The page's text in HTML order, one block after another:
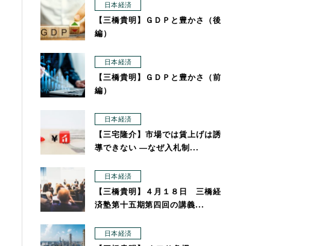
日本経済
【三橋貴明】ＧＤＰと豊かさ（後
編）
日本経済
【三橋貴明】ＧＤＰと豊かさ（前
編）
日本経済
【三宅隆介】市場では賃上げは誘
導できない ―なぜ入札制...
日本経済
【三橋貴明】４月１８日 三橋経
済塾第十五期第四回の講義...
日本経済